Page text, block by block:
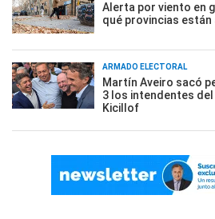
Alerta por viento en
qué provincias
ARMADO ELECTORAL
Martín Aveiro sacó
3 los intendentes del
Kicillof